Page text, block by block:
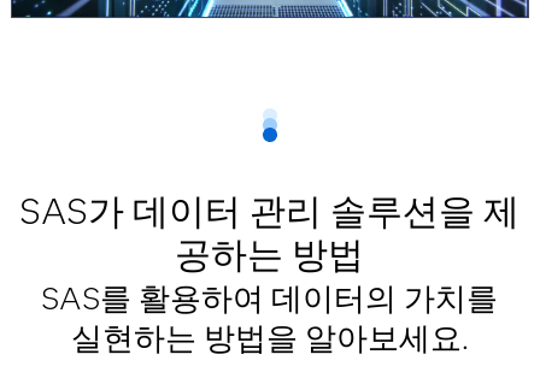
SAS가 데이터 관리 솔루션을 제
공하는 방법
SAS를 활용하여 데이터의 가치를
실현하는 방법을 알아보세요.